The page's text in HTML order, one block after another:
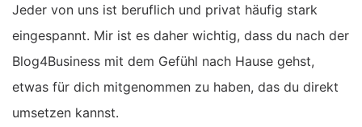
Jeder von uns ist beruflich und privat häufig stark
eingespannt. Mir ist es daher wichtig, dass du nach der
Blog4Business mit dem Gefühl nach Hause gehst,
etwas für dich mitgenommen zu haben, das du direkt
umsetzen kannst.